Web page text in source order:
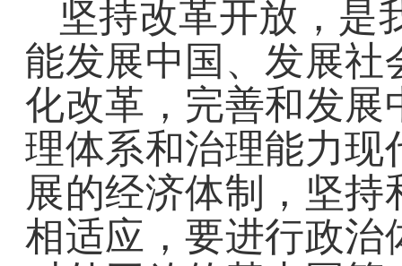
坚持改革开放，是
能发展中国、发展
化改革，完善和发展
理体系和治理能力现
展的经济体制，坚
相适应，要进行政治